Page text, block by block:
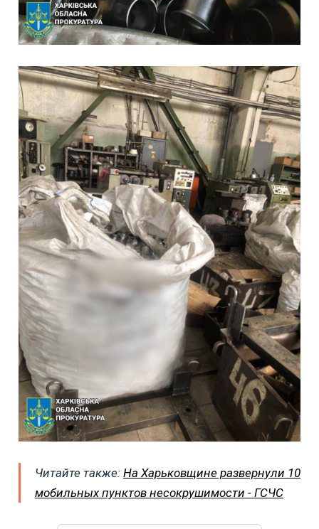
Читайте также: На Харьковщине развернули 10
мобильных пунктов несокрушимости - ГСЧС